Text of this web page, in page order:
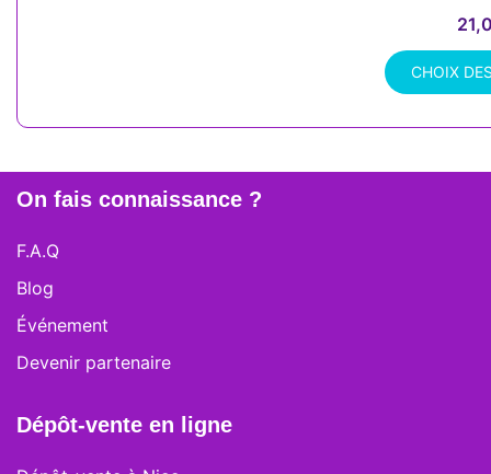
CHOIX
produit
variations.
options
peuvent
sur
page
On fais connaissance ?
F.A.Q
Blog
Événement
Devenir partenaire
Dépôt-vente en ligne